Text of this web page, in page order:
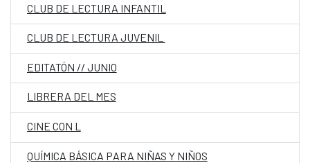
CLUB DE LECTURA INFANTIL
CLUB DE LECTURA JUVENIL
EDITATÓN // JUNIO
LIBRERA DEL MES
CINE CON L
QUÍMICA BÁSICA PARA NIÑAS Y NIÑOS